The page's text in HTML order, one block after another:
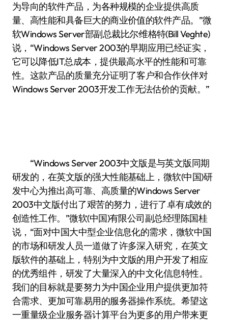
为导向的软件产品，为各种规模的企业提供高质
量、高性能和具备巨大的商业价值的软件产品。”微
软Windows Server部副总裁比尔·维格特(Bill Veghte)
说，“Windows Server 2003的早期应用已经证实，
它可以降低IT总成本，提供最高水平的性能和可靠
性。这款产品的质量充分证明了客户和合作伙伴对
Windows Server 2003开发工作无法估价的贡献。”
“Windows Server 2003中文版是与英文版同期
研发的，在英文版的强大性能基础上，微软(中国)研
发中心为推出高可靠、高质量的Windows Server
2003中文版付出了艰苦的努力，进行了卓有成效的
创造性工作。”微软(中国)有限公司副总经理陈国桂
说，“面对中国大中型企业信息化的需求，微软中国
的市场和研发人员一道做了许多深入研究，在英文
版软件的基础上，特别为中文版的用户开发了相应
的优秀组件，研发了大量深入的中文化信息特性。
我们的目标就是要努力为中国企业用户提供更加符
合需求、更加可靠易用的服务器操作系统。希望这
一重量级企业服务器计算平台为更多的用户带来更